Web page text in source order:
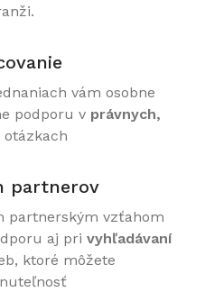
vám osobne
podporu v právnych,
otázkach
partnerov
partnerským vzťahom
aj pri vyhľadávaní
ktoré môžete